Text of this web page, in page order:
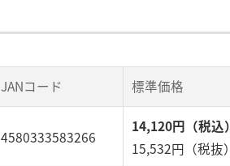
JANコード 標準価格
4580333583266
14,120円（税込）
15,532円（税抜）